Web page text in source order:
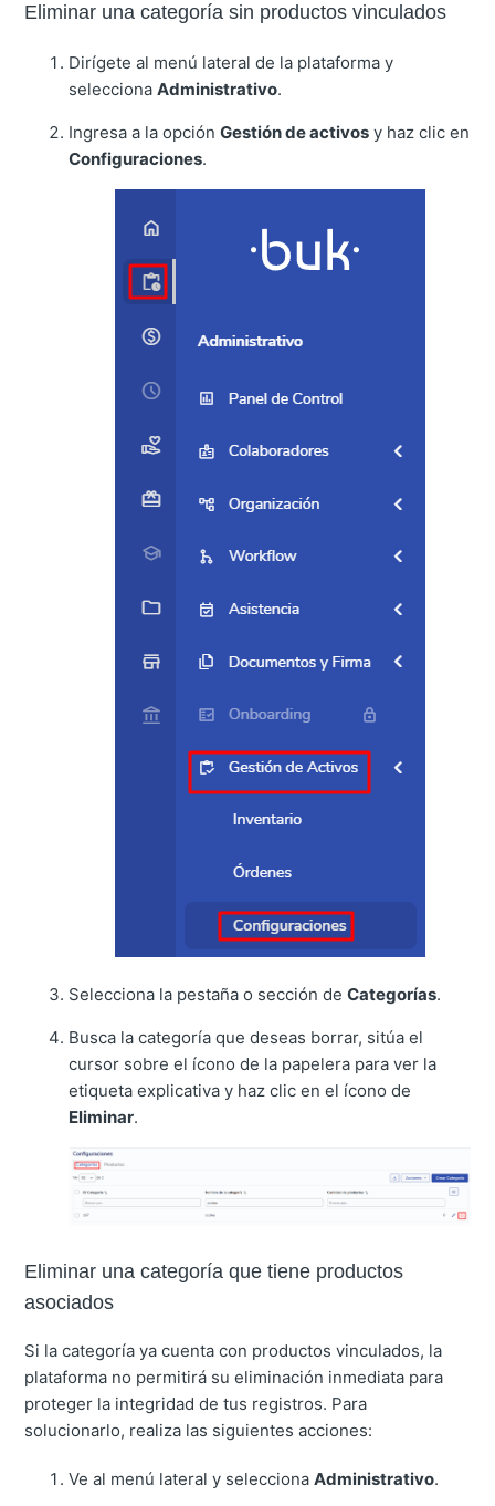
Eliminar una categoría sin productos vinculados
Dirígete al menú lateral de la plataforma y
seleccionaAdministrativo.
Ingresa a la opciónGestión de activos y haz clic en
Configuraciones.
Selecciona la pestaña o sección deCategorías.
Busca la categoría que deseas borrar, sitúa el
cursor sobre el ícono de la papelera para ver la
etiqueta explicativa y haz clic en el ícono de
Eliminar.
Eliminar una categoría que tiene productos
asociados
Si la categoría ya cuenta con productos vinculados, la
plataforma no permitirá su eliminación inmediata para
proteger la integridad de tus registros. Para
solucionarlo, realiza las siguientes acciones:
Ve al menú lateral y seleccionaAdministrativo.